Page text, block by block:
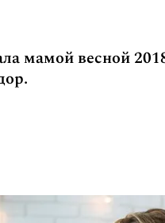
мамой весной